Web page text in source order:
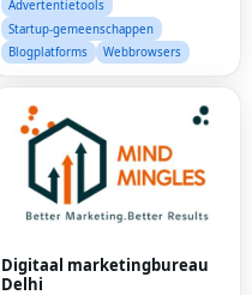
Advertentietools
Startup-gemeenschappen
Blogplatforms
Webbrowsers
Digitaal marketingbureau
Delhi